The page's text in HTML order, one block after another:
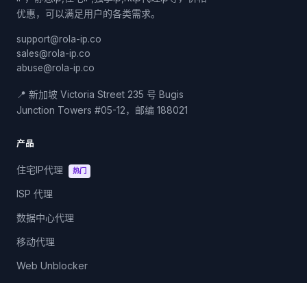
优惠，可以满足用户的各类需求。
support@rola-ip.co
sales@rola-ip.co
abuse@rola-ip.co
📍 新加坡 Victoria Street 235 号 Bugis
Junction Towers #05-12，邮编 188021
产品
住宅IP代理 热门
ISP 代理
数据中心代理
移动代理
Web Unblocker